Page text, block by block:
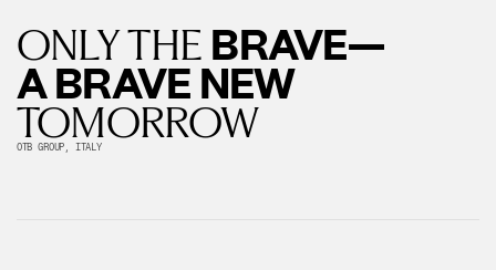
ONLY THE BRAVE—
A BRAVE NEW
TOMORROW
OTB GROUP, ITALY